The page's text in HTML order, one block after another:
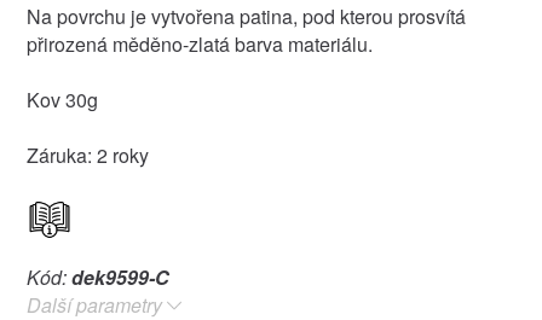
Na povrchu je vytvořena patina, pod kterou prosvítá
přirozená měděno-zlatá barva materiálu.
Kov 30g
Záruka: 2 roky
Kód:dek9599-C
Další parametry